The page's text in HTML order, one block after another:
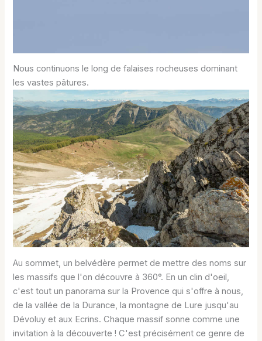
Nous continuons le long de falaises rocheuses dominant
les vastes pâtures.
Au sommet, un belvédère permet de mettre des noms sur
les massifs que l'on découvre à 360°. En un clin d'oeil,
c'est tout un panorama sur la Provence qui s'offre à nous,
de la vallée de la Durance, la montagne de Lure jusqu'au
Dévoluy et aux Ecrins. Chaque massif sonne comme une
invitation à la découverte ! C'est précisément ce genre de